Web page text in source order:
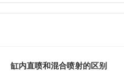
缸内直喷和混合喷射的区别